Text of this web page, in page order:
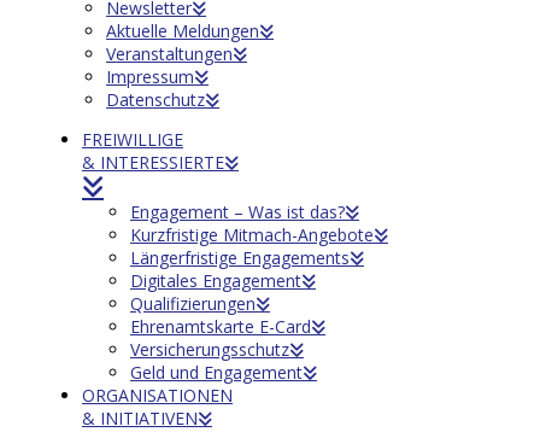
Newsletter
Aktuelle Meldungen
Veranstaltungen
Impressum
Datenschutz
FREIWILLIGE
& INTERESSIERTE
Engagement – Was ist das?
Kurzfristige Mitmach-Angebote
Längerfristige Engagements
Digitales Engagement
Qualifizierungen
Ehrenamtskarte E-Card
Versicherungsschutz
Geld und Engagement
ORGANISATIONEN
& INITIATIVEN